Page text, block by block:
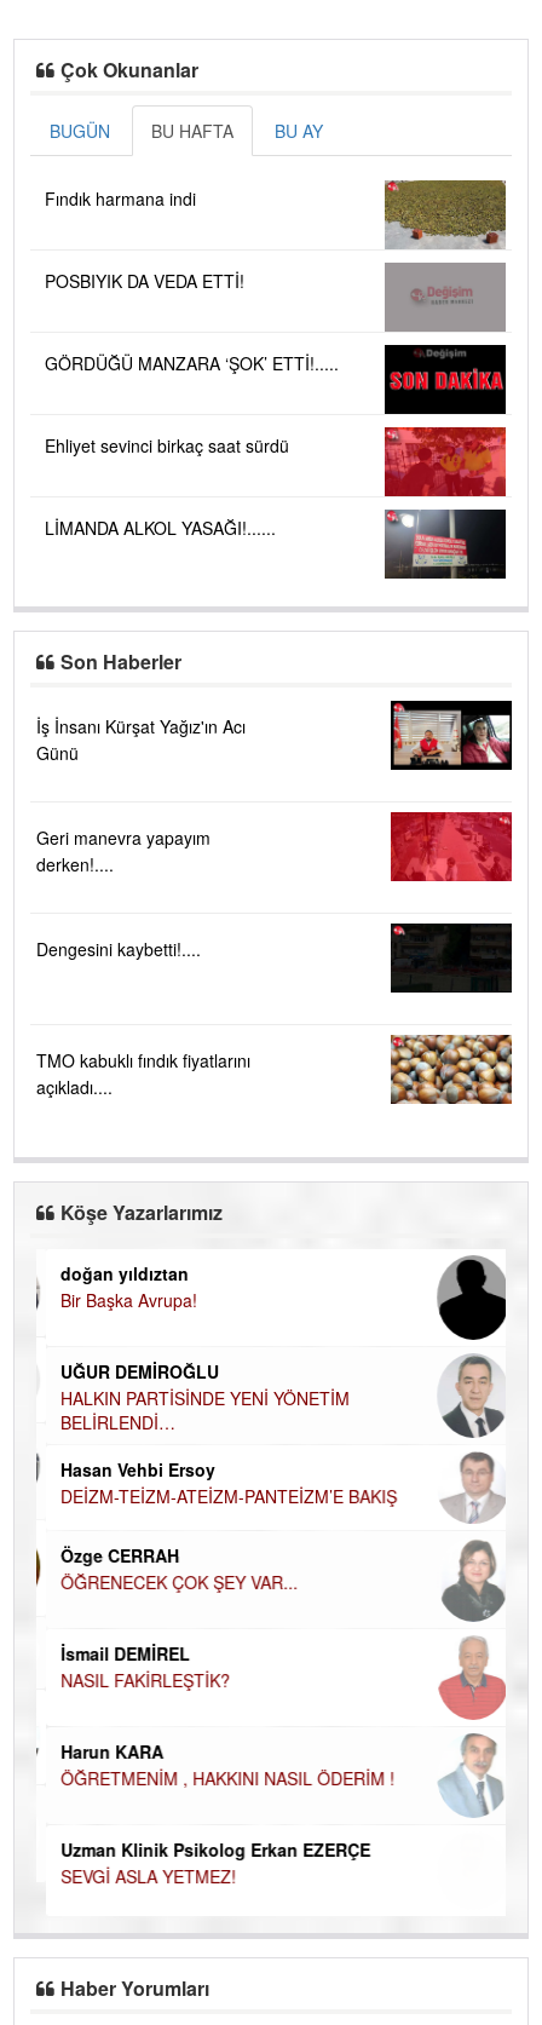
Çok Okunanlar
BUGÜN BU HAFTA BU AY
Fındık harmana indi
POSBIYIK DA VEDA ETTİ!
GÖRDÜĞÜ MANZARA ‘ŞOK’ ETTİ!.....
Ehliyet sevinci birkaç saat sürdü
LİMANDA ALKOL YASAĞI!......
Son Haberler
İş İnsanı Kürşat Yağız'ın Acı
Günü
Geri manevra yapayım
derken!....
Dengesini kaybetti!....
TMO kabuklı fındık fiyatlarını
açıkladı....
Köşe Yazarlarımız
doğan yıldıztan
Bir Başka Avrupa!
UĞUR DEMİROĞLU
HALKIN PARTİSİNDE YENİ YÖNETİM
BELİRLENDİ…
Hasan Vehbi Ersoy
DEİZM-TEİZM-ATEİZM-PANTEİZM’E BAKIŞ
Özge CERRAH
ÖĞRENECEK ÇOK ŞEY VAR...
İsmail DEMİREL
NASIL FAKİRLEŞTİK?
Harun KARA
ÖĞRETMENİM , HAKKINI NASIL ÖDERİM !
Uzman Klinik Psikolog Erkan EZERÇE
SEVGİ ASLA YETMEZ!
Haber Yorumları